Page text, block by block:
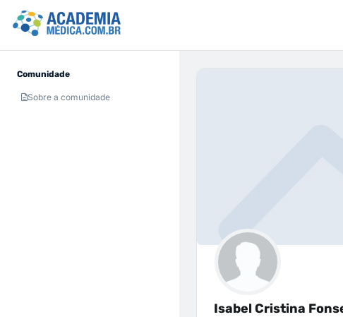
Comunidade
Sobre a comunidade
Isabel Cristina